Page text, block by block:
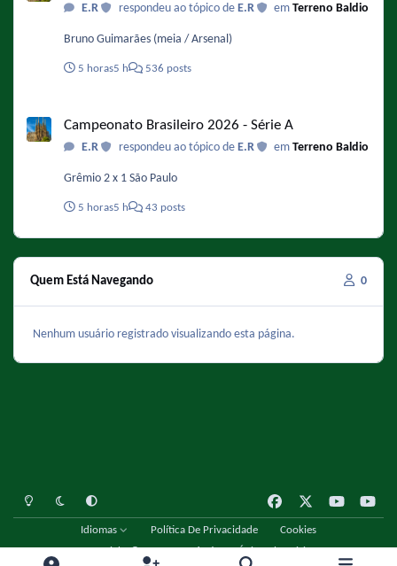
bart-serie-vai-acabar-na-40-temporada
E.R respondeu ao tópico de E.R emTerreno Baldio
Bruno Guimarães (meia / Arsenal)
5 horas5 h 536 posts
Campeonato Brasileiro 2026 - Série A
E.R respondeu ao tópico de E.R emTerreno Baldio
Grêmio 2 x 1 São Paulo
5 horas5 h 43 posts
Quem Está Navegando 0
Nenhum usuário registrado visualizando esta página.
Light ModeDark ModeSystem Preference
a
o
o
t
Idiomas Política De Privacidade Cookies